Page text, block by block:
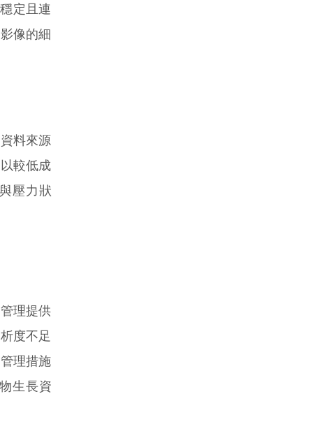
定且連
像的細
料來源
較低成
壓力狀
理提供
度不足
理措施
生長資